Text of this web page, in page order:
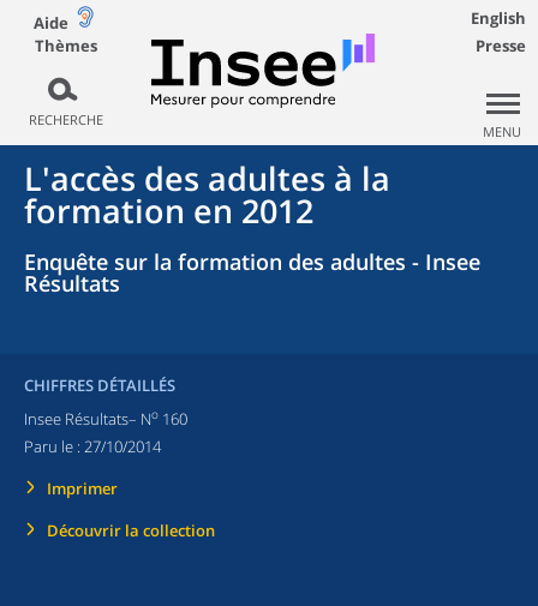
Aide
Thèmes
RECHERCHE
English
Presse
MENU
L'accès des adultes à la
formation en 2012
Enquête sur la formation des adultes - Insee
Résultats
CHIFFRES DÉTAILLÉS
Insee Résultats– No 160
Paru le : 27/10/2014
Imprimer
Découvrir la collection